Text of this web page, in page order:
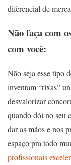
diferencial de
Não faça com
com você:
Não seja esse tipo
inventam “rixas”
desvalorizar
quando dói no seu
dar as mãos e nos
espaço pra todo
profissionais